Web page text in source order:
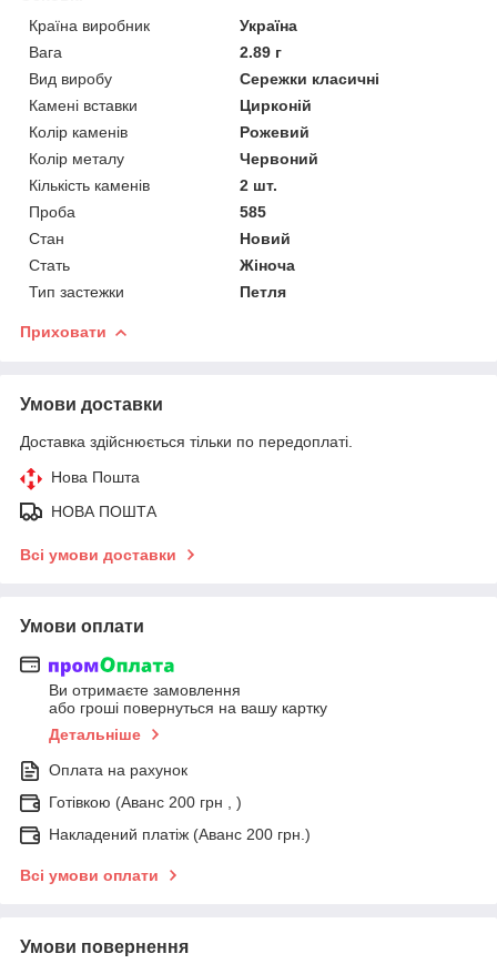
Країна виробник
Україна
Вага
2.89 г
Вид виробу
Сережки класичні
Камені вставки
Цирконій
Колір каменів
Рожевий
Колір металу
Червоний
Кількість каменів
2 шт.
Проба
585
Стан
Новий
Стать
Жіноча
Тип застежки
Петля
Приховати
Умови доставки
Доставка здійснюється тільки по передоплаті.
Нова Пошта
НОВА ПОШТА
Всі умови доставки
Умови оплати
Ви отримаєте замовлення
або гроші повернуться на вашу картку
Детальніше
Оплата на рахунок
Готівкою (Аванс 200 грн , )
Накладений платіж (Аванс 200 грн.)
Всі умови оплати
Умови повернення